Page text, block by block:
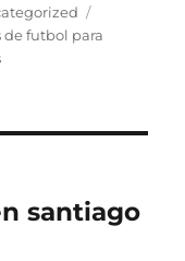
de futbol para
santiago